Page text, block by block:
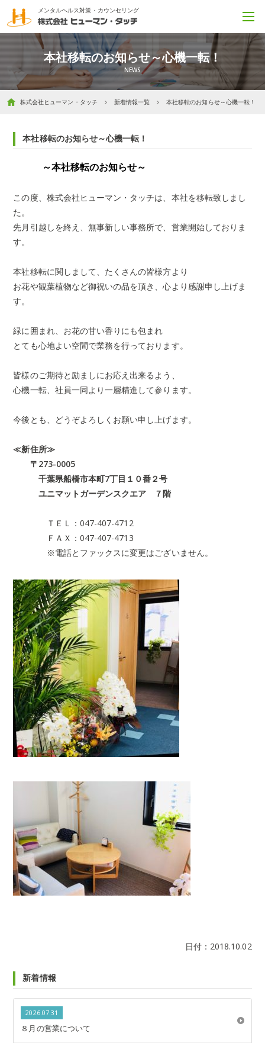
メンタルヘルス対策・カウンセリング
本社移転のお知らせ～心機一転！
株式会社ヒューマン・タッチ 新着情報一覧 本社移転のお知らせ～心機一転！
本社移転のお知らせ～心機一転！
～本社移転のお知らせ～
この度、株式会社ヒューマン・タッチは、本社を移転致しまし
た。
先月引越しを終え、無事新しい事務所で、営業開始しておりま
す。
本社移転に関しまして、たくさんの皆様方より
お花や観葉植物など御祝いの品を頂き、心より感謝申し上げま
す。
緑に囲まれ、お花の甘い香りにも包まれ
とても心地よい空間で業務を行っております。
皆様のご期待と励ましにお応え出来るよう、
心機一転、社員一同より一層精進して参ります。
今後とも、どうぞよろしくお願い申し上げます。
≪新住所≫
〒273-0005
千葉県船橋市本町7丁目１０番２号
ユニマットガーデンスクエア ７階
ＴＥＬ：047-407-4712
ＦＡＸ：047-407-4713
※電話とファックスに変更はございません。
日付： 2018.10.02
新着情報
2026.07.31
８月の営業について